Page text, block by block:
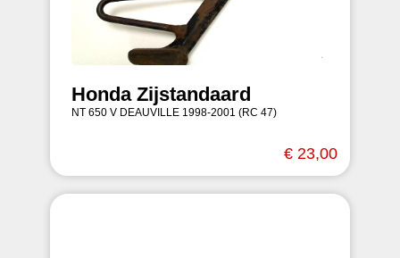
Honda Zijstandaard
NT 650 V DEAUVILLE 1998-2001 (RC 47)
€ 23,00